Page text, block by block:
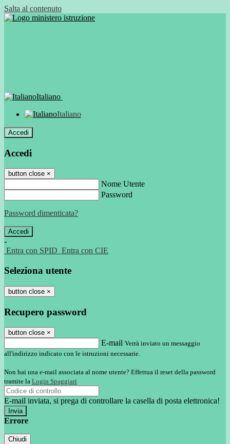
Salta al contenuto
Italiano
Italiano
Accedi
Accedi
button close ×
Nome Utente
Password
Password dimenticata?
-
Entra con SPID Entra con CIE
Seleziona utente
button close ×
Recupero password
button close ×
E-mail Verrà inviato un messaggio
all'indirizzo indicato con le istruzioni necessarie.
Non hai una e-mail associata al nome utente? Effettua il reset della password
tramite la Login Spaggiari
E-mail inviata, si prega di controllare la casella di posta elettronica!
Errore
Chiudi